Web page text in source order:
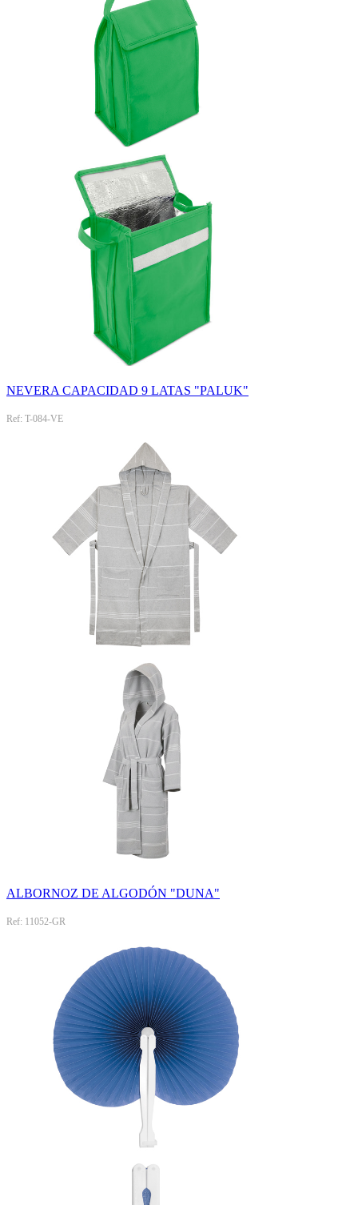
NEVERA CAPACIDAD 9 LATAS "PALUK"
Ref: T-084-VE
ALBORNOZ DE ALGODÓN "DUNA"
Ref: 11052-GR